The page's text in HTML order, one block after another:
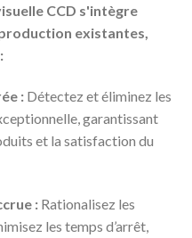
CCD s'intègre
existantes,
:Détectez et éliminez les
garantissant
et la satisfaction du
:Rationalisez les
les temps d’arrêt,